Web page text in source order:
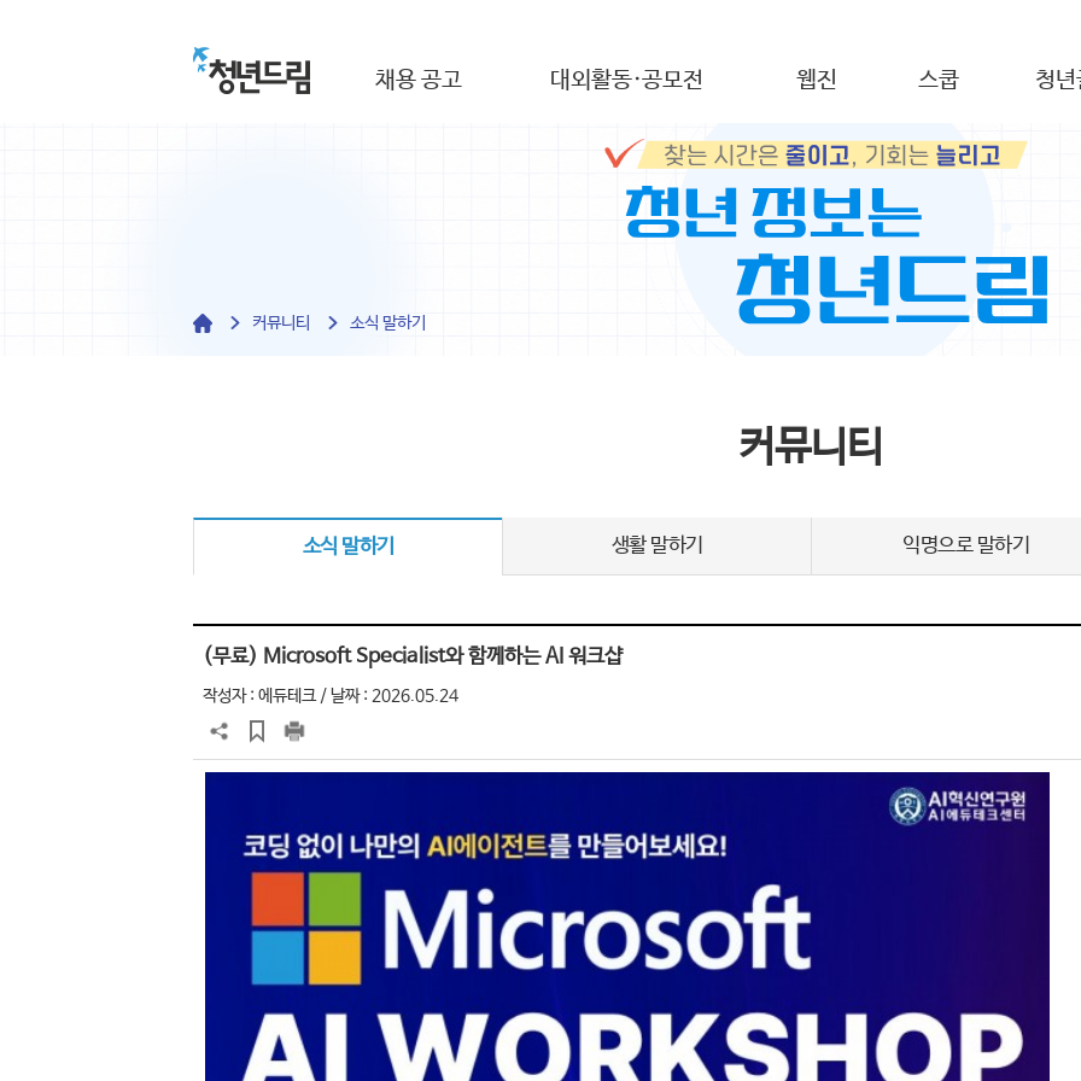
채용 공고 대외활동·공모전 웹진 스쿱 청년
커뮤니티 소식 말하기
커뮤니티
소식 말하기 생활 말하기 익명으로 말하기
(무료) Microsoft Specialist와 함께하는 AI 워크샵
작성자 : 에듀테크/ 날짜 : 2026.05.24